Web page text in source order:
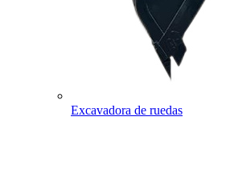
Excavadora de ruedas